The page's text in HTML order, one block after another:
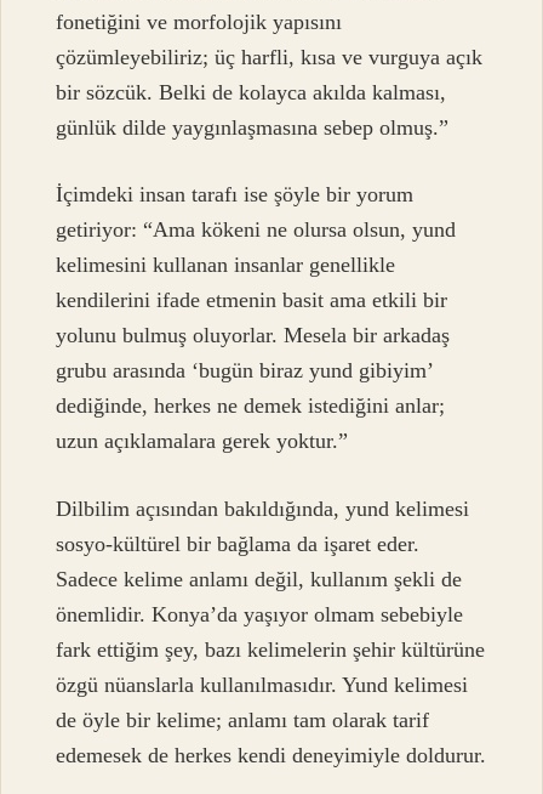
fonetiğini ve morfolojik yapısını
çözümleyebiliriz; üç harfli, kısa ve vurguya açık
bir sözcük. Belki de kolayca akılda kalması,
günlük dilde yaygınlaşmasına sebep olmuş.”
İçimdeki insan tarafı ise şöyle bir yorum
getiriyor: “Ama kökeni ne olursa olsun, yund
kelimesini kullanan insanlar genellikle
kendilerini ifade etmenin basit ama etkili bir
yolunu bulmuş oluyorlar. Mesela bir arkadaş
grubu arasında ‘bugün biraz yund gibiyim’
dediğinde, herkes ne demek istediğini anlar;
uzun açıklamalara gerek yoktur.”
Dilbilim açısından bakıldığında, yund kelimesi
sosyo-kültürel bir bağlama da işaret eder.
Sadece kelime anlamı değil, kullanım şekli de
önemlidir. Konya’da yaşıyor olmam sebebiyle
fark ettiğim şey, bazı kelimelerin şehir kültürüne
özgü nüanslarla kullanılmasıdır. Yund kelimesi
de öyle bir kelime; anlamı tam olarak tarif
edemesek de herkes kendi deneyimiyle doldurur.